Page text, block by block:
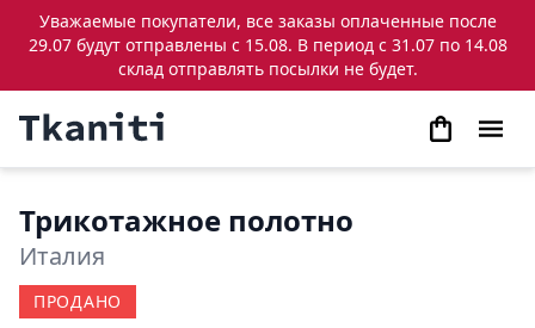
Уважаемые покупатели, все заказы оплаченные после
29.07 будут отправлены с 15.08. В период с 31.07 по 14.08
склад отправлять посылки не будет.
Трикотажное полотно
Италия
ПРОДАНО